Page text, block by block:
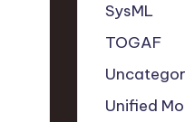
SysML
TOGAF
Unified